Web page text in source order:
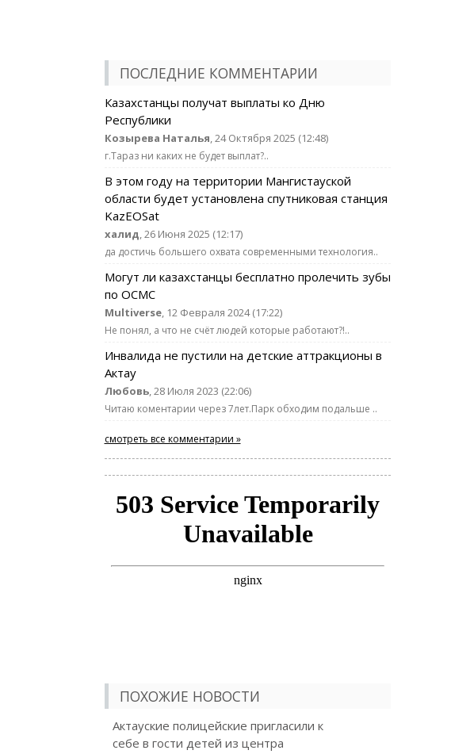
ПОСЛЕДНИЕ КОММЕНТАРИИ
Казахстанцы получат выплаты ко Дню
Республики
Козырева Наталья, 24 Октября 2025 (12:48)
г.Тараз ни каких не будет выплат?..
В этом году на территории Мангистауской
области будет установлена спутниковая станция
KazEOSat
халид, 26 Июня 2025 (12:17)
да достичь большего охвата современными технология..
Могут ли казахстанцы бесплатно пролечить зубы
по ОСМС
Multiverse, 12 Февраля 2024 (17:22)
Не понял, а что не счёт людей которые работают?!..
Инвалида не пустили на детские аттракционы в
Актау
Любовь, 28 Июля 2023 (22:06)
Читаю коментарии через 7лет.Парк обходим подальше ..
смотреть все комментарии »
ПОХОЖИЕ НОВОСТИ
Актауские полицейские пригласили к
себе в гости детей из центра